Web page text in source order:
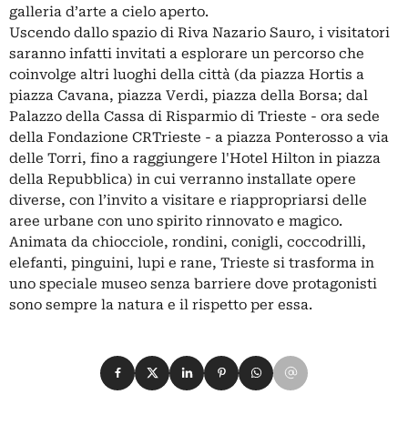
galleria d’arte a cielo aperto.
Uscendo dallo spazio di Riva Nazario Sauro, i visitatori
saranno infatti invitati a esplorare un percorso che
coinvolge altri luoghi della città (da piazza Hortis a
piazza Cavana, piazza Verdi, piazza della Borsa; dal
Palazzo della Cassa di Risparmio di Trieste - ora sede
della Fondazione CRTrieste - a piazza Ponterosso a via
delle Torri, fino a raggiungere l'Hotel Hilton in piazza
della Repubblica) in cui verranno installate opere
diverse, con l’invito a visitare e riappropriarsi delle
aree urbane con uno spirito rinnovato e magico.
Animata da chiocciole, rondini, conigli, coccodrilli,
elefanti, pinguini, lupi e rane, Trieste si trasforma in
uno speciale museo senza barriere dove protagonisti
sono sempre la natura e il rispetto per essa.
Condividi su Facebook
Condividi su X
Condividi su LinkedIn
Condividi su Pinterest
Condividi su WhatsApp
Condividi su Email